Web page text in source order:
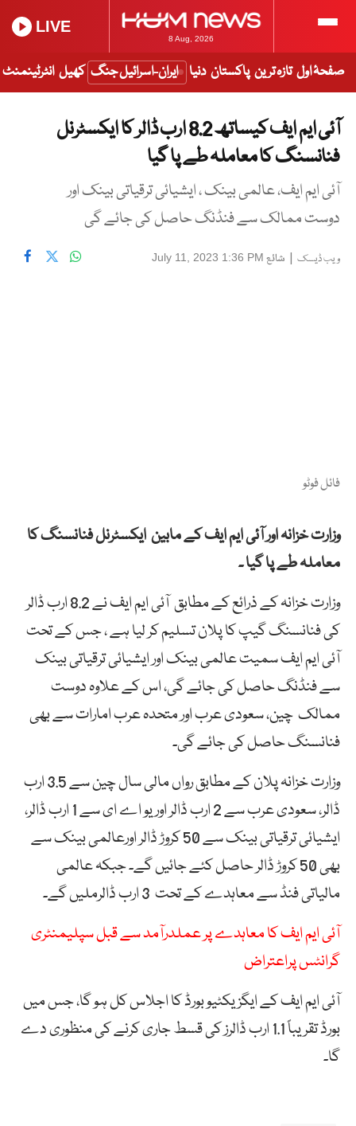
8 Aug, 2026
LIVE
صفحۂ اول تازہ ترین پاکستان دنیا ایران-اسرائیل جنگ کھیل انٹرٹینمنٹ
آئی ایم ایف کیساتھ 8.2 ارب ڈالر کا ایکسٹرنل
فنانسنگ کا معاملہ طے پا گیا
آئی ایم ایف، عالمی بینک ، ایشیائی ترقیاتی بینک اور
دوست ممالک سے فنڈنگ حاصل کی جائے گی
ویب ڈیسک | شائع July 11, 2023 1:36 PM
فائل فوٹو
وزارت خزانہ اور آئی ایم ایف کے مابین ایکسٹرنل فنانسنگ کا
معاملہ طے پا گیا ۔
وزارت خزانہ کے ذرائع کے مطابق آئی ایم ایف نے 8.2 ارب ڈالر
کی فنانسنگ گیپ کا پلان تسلیم کر لیا ہے ، جس کے تحت
آئی ایم ایف سمیت عالمی بینک اور ایشیائی ترقیاتی بینک
سے فنڈنگ حاصل کی جائے گی، اس کے علاوہ دوست
ممالک چین، سعودی عرب اور متحدہ عرب امارات سے بھی
فنانسنگ حاصل کی جائے گی۔
وزارت خزانہ پلان کے مطابق رواں مالی سال چین سے 3.5 ارب
ڈالر، سعودی عرب سے 2 ارب ڈالر اور یو اے ای سے 1 ارب ڈالر،
ایشیائی ترقیاتی بینک سے 50 کروڑ ڈالر اورعالمی بینک سے
بھی 50 کروڑ ڈالر حاصل کئے جائیں گے۔ جبکہ عالمی
مالیاتی فنڈ سے معاہدے کے تحت 3 ارب ڈالرملیں گے۔
آئی ایم ایف کا معاہدے پر عملدرآمد سے قبل سپلیمنٹری
گرانٹس پراعتراض
آئی ایم ایف کے ایگزیکٹیو بورڈ کا اجلاس کل ہو گا، جس میں
بورڈ تقریباً 1.1 ارب ڈالرز کی قسط جاری کرنے کی منظوری دے
گا۔